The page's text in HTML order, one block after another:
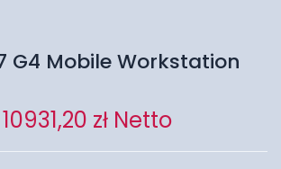
G4 Mobile Workstation
10931,20 zł Netto